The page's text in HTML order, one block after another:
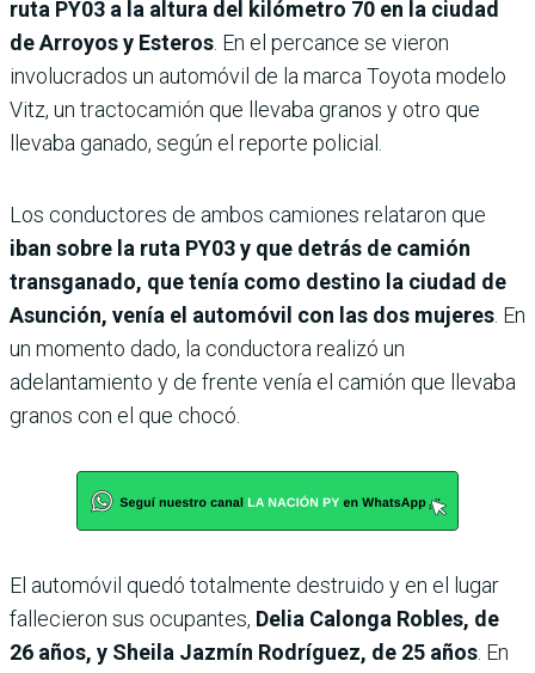
ruta PY03 a la altura del kilómetro 70 en la ciudad
de Arroyos y Esteros . En el percance se vieron
involucrados un automóvil de la marca Toyota modelo
Vitz, un tractocamión que llevaba granos y otro que
llevaba ganado, según el reporte policial.
Los conductores de ambos camiones relataron que
iban sobre la ruta PY03 y que detrás de camión
transganado, que tenía como destino la ciudad de
Asunción, venía el automóvil con las dos mujeres . En
un momento dado, la conductora realizó un
adelantamiento y de frente venía el camión que llevaba
granos con el que chocó.
El automóvil quedó totalmente destruido y en el lugar
fallecieron sus ocupantes, Delia Calonga Robles, de
26 años, y Sheila Jazmín Rodríguez, de 25 años . En